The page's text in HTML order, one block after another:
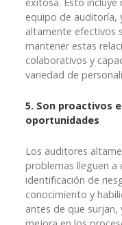
equipo de auditoría,
altamente efectivos
mantener estas
colaborativos y
variedad de
5. Son proactivos
oportunidades
Los auditores
problemas lleguen a
identificación de
conocimiento y
antes de que